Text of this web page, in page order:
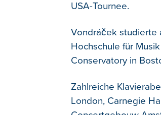
USA-Tournee.
Vondráček studierte
Hochschule für
Conservatory in
Zahlreiche
London, Carnegie